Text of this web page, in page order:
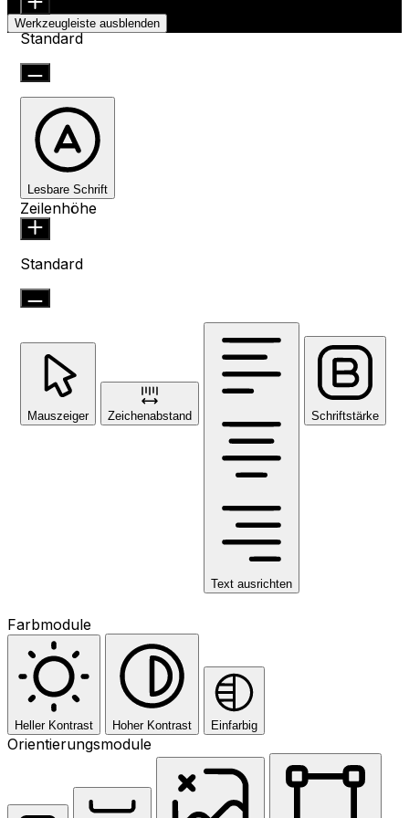
Werkzeugleiste ausblenden
Standard
Lesbare Schrift
Zeilenhöhe
Standard
Mauszeiger Zeichenabstand
Text ausrichten
Schriftstärke
Farbmodule
Heller Kontrast Hoher Kontrast Einfarbig
Orientierungsmodule